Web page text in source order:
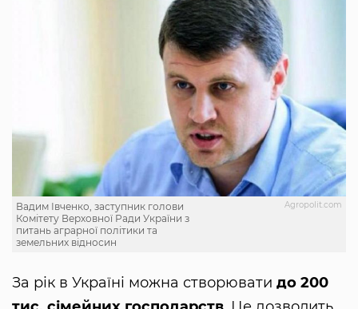
Agropolit.com
Вадим Івченко, заступник голови
Комітету Верховної Ради України з
питань аграрної політики та
земельних відносин
За рік в Україні можна створювати до 200